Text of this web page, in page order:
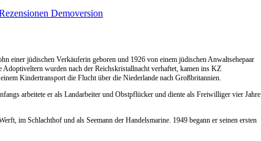
Demoversion
einer jüdischen Verkäuferin geboren und 1926 von einem jüdischen Anwaltsehepaar
wurden nach der Reichskristallnacht verhaftet, kamen ins KZ
Kindertransport die Flucht über die Niederlande nach Großbritannien.
arbeitete er als Landarbeiter und Obstpflücker und diente als Freiwilliger vier Jahre
im Schlachthof und als Seemann der Handelsmarine. 1949 begann er seinen ersten